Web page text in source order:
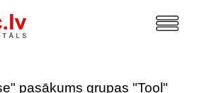
pasākums grupas "Tool"